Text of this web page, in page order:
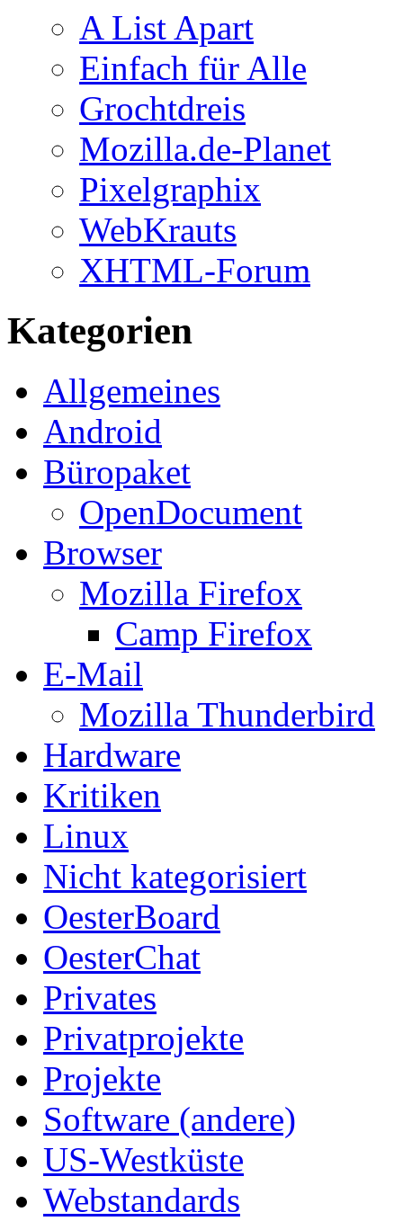
A List Apart
Einfach für Alle
Grochtdreis
Mozilla.de-Planet
Pixelgraphix
WebKrauts
XHTML-Forum
Kategorien
Allgemeines
Android
Büropaket
OpenDocument
Browser
Mozilla Firefox
Camp Firefox
E-Mail
Mozilla Thunderbird
Hardware
Kritiken
Linux
Nicht kategorisiert
OesterBoard
OesterChat
Privates
Privatprojekte
Projekte
Software (andere)
US-Westküste
Webstandards